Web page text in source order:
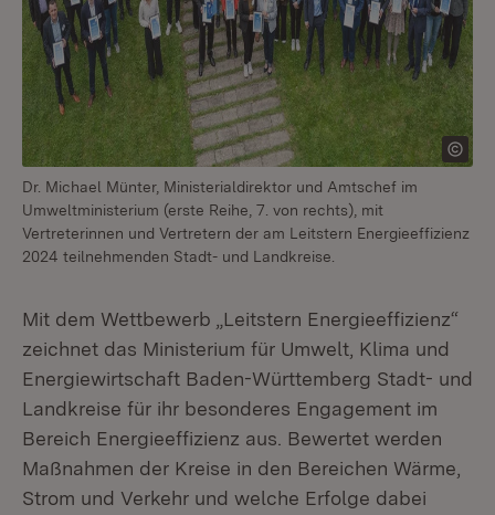
Dr. Michael Münter, Ministerialdirektor und Amtschef im
Umweltministerium (erste Reihe, 7. von rechts), mit
Vertreterinnen und Vertretern der am Leitstern Energieeffizienz
2024 teilnehmenden Stadt- und Landkreise.
Mit dem Wettbewerb „Leitstern Energieeffizienz“
zeichnet das Ministerium für Umwelt, Klima und
Energiewirtschaft Baden-Württemberg Stadt- und
Landkreise für ihr besonderes Engagement im
Bereich Energieeffizienz aus. Bewertet werden
Maßnahmen der Kreise in den Bereichen Wärme,
Strom und Verkehr und welche Erfolge dabei